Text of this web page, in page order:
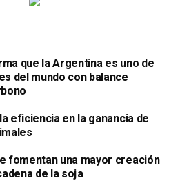
que la Argentina es uno de
del mundo con balance
eficiencia en la ganancia de
fomentan una mayor creación
de la soja